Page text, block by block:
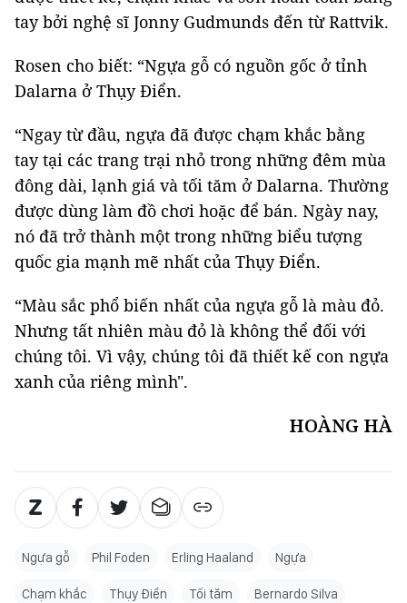
tay bởi nghệ sĩ Jonny Gudmunds đến từ Rattvik.
Rosen cho biết: “Ngựa gỗ có nguồn gốc ở tỉnh
Dalarna ở Thụy Điển.
“Ngay từ đầu, ngựa đã được chạm khắc bằng
tay tại các trang trại nhỏ trong những đêm mùa
đông dài, lạnh giá và tối tăm ở Dalarna. Thường
được dùng làm đồ chơi hoặc để bán. Ngày nay,
nó đã trở thành một trong những biểu tượng
quốc gia mạnh mẽ nhất của Thụy Điển.
“Màu sắc phổ biến nhất của ngựa gỗ là màu đỏ.
Nhưng tất nhiên màu đỏ là không thể đối với
chúng tôi. Vì vậy, chúng tôi đã thiết kế con ngựa
xanh của riêng mình".
HOÀNG HÀ
Ngựa gỗ Phil Foden Erling Haaland Ngựa
Chạm khắc Thụy Điển Tối tăm Bernardo Silva